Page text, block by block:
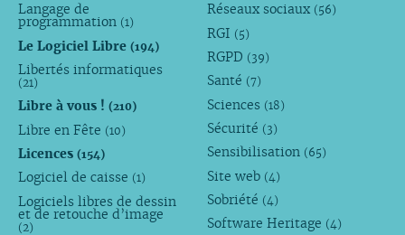
Langage de
programmation (1)
Le Logiciel Libre (194)
Libertés informatiques
(21)
Libre à vous ! (210)
Libre en Fête (10)
Licences (154)
Logiciel de caisse (1)
Logiciels libres de dessin
et de retouche d’image
(2)
Réseaux sociaux (56)
RGI (5)
RGPD (39)
Santé (7)
Sciences (18)
Sécurité (3)
Sensibilisation (65)
Site web (4)
Sobriété (4)
Software Heritage (4)